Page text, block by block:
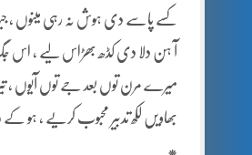
کسے پاسے دی ہوش نہ رہی مینوں ،
آ ہن دلا دی کڈھ بھڑاس لیے ، اس
میرے مرن توں بعد جے توں آیوں ،
بھاویں لکھ تدبیر محبوب کریے ، ہو کے
*